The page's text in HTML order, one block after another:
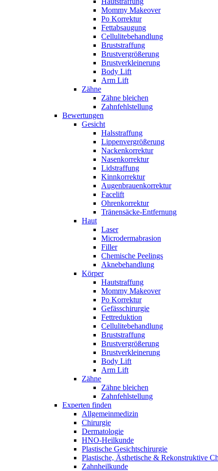
Mommy Makeover
Po Korrektur
Fettabsaugung
Cellulitebehandlung
Bruststraffung
Brustvergrößerung
Brustverkleinerung
Body Lift
Arm Lift
Zähne
Zähne bleichen
Zahnfehlstellung
Bewertungen
Gesicht
Halsstraffung
Lippenvergrößerung
Nackenkorrektur
Nasenkorrektur
Lidstraffung
Kinnkorrektur
Augenbrauenkorrektur
Facelift
Ohrenkorrektur
Tränensäcke-Entfernung
Haut
Laser
Microdermabrasion
Filler
Chemische Peelings
Aknebehandlung
Körper
Hautstraffung
Mommy Makeover
Po Korrektur
Gefässchirurgie
Fettreduktion
Cellulitebehandlung
Bruststraffung
Brustvergrößerung
Brustverkleinerung
Body Lift
Arm Lift
Zähne
Zähne bleichen
Zahnfehlstellung
Experten finden
Allgemeinmedizin
Chirurgie
Dermatologie
HNO-Heilkunde
Plastische Gesichtschirurgie
Plastische, Ästhetische & Rekonstruktive
Zahnheilkunde